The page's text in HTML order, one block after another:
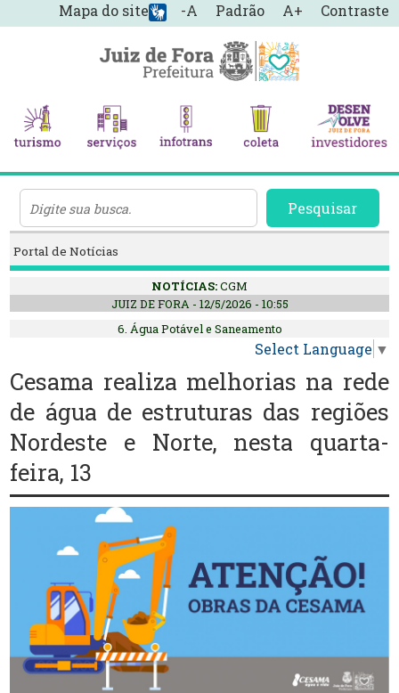
-A Padrão A+ Contraste
Mapa do site
Pesquisar
Portal de Notícias
NOTÍCIAS:CGM
JUIZ DE FORA - 12/5/2026 - 10:55
6. Água Potável e Saneamento
Select Language ▼
Cesama realiza melhorias na rede
de água de estruturas das regiões
Nordeste e Norte, nesta quarta-
feira, 13